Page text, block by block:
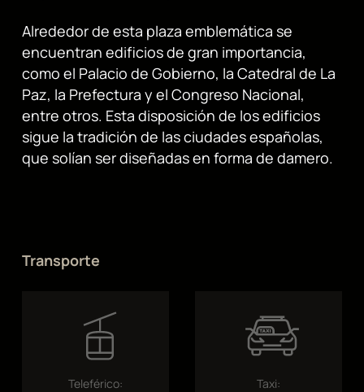
Alrededor de esta plaza emblemática se
encuentran edificios de gran importancia,
como el Palacio de Gobierno, la Catedral de La
Paz, la Prefectura y el Congreso Nacional,
entre otros. Esta disposición de los edificios
sigue la tradición de las ciudades españolas,
que solían ser diseñadas en forma de damero.
Transporte
Teleférico: Taxi: